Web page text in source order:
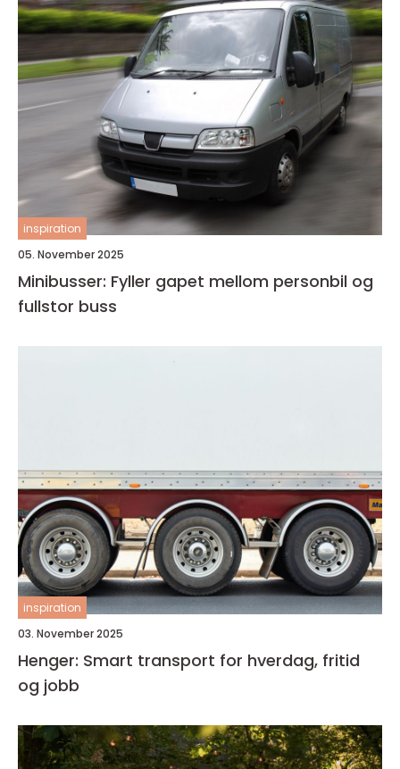
inspiration
05. November 2025
Minibusser: Fyller gapet mellom personbil og
fullstor buss
inspiration
03. November 2025
Henger: Smart transport for hverdag, fritid
og jobb